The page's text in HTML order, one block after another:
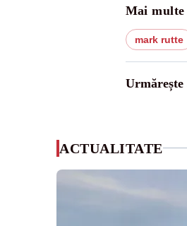
Mai multe
mark rutte
ACTUALITATE